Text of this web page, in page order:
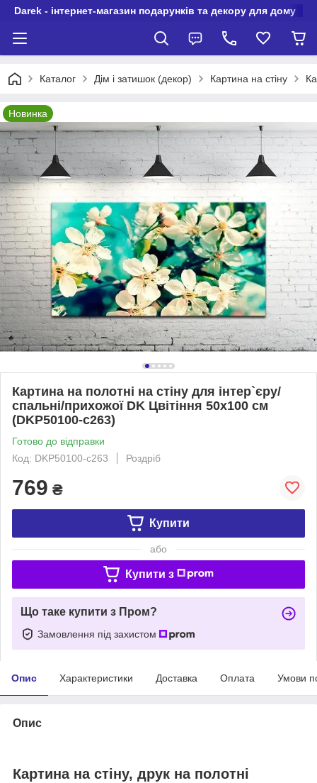
Darek - інтернет-магазин подарунків та декору для дому
Каталог Дім і затишок (декор) Картина на стіну
Новинка
Картина на полотні на стіну для інтер`єру/
спальні/прихожої DK Цвітіння 50х100 см
(DKP50100-c263)
Готово до відправки
Код: DKP50100-c263
Роздріб
769 ₴
Купити
або
Купити з
Що таке купити з Пром?
Замовлення під захистом
Опис Характеристики Доставка Оплата Умови
Опис
Картина на стіну, друк на полотні